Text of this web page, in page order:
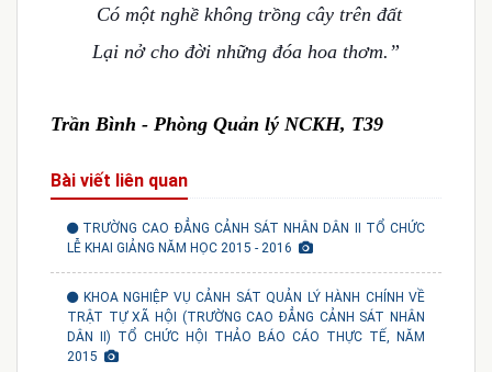
Có một nghề không trồng cây trên đất
Lại nở cho đời những đóa hoa thơm.”
Trần Bình - Phòng Quản lý NCKH, T39
Bài viết liên quan
TRƯỜNG CAO ĐẲNG CẢNH SÁT NHÂN DÂN II TỔ CHỨC
LỄ KHAI GIẢNG NĂM HỌC 2015 - 2016
KHOA NGHIỆP VỤ CẢNH SÁT QUẢN LÝ HÀNH CHÍNH VỀ
TRẬT TỰ XÃ HỘI (TRƯỜNG CAO ĐẲNG CẢNH SÁT NHÂN
DÂN II) TỔ CHỨC HỘI THẢO BÁO CÁO THỰC TẾ, NĂM
2015